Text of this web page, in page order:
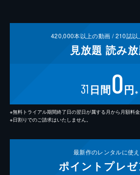
420,000本以上の動画 /210誌以
見放題 読み
31 日間0円 ※
※無料トライアル期間終了日の翌日が属する月から月額料金
※日割りでのご請求はいたしません。
最新作のレンタルに使
ポイント プレゼ